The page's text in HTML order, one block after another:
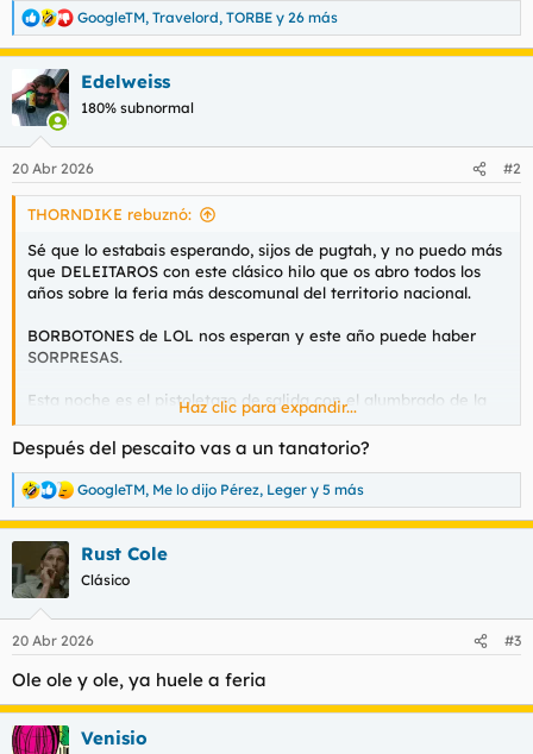
R
e
a
c
c
i
e
s
GoogleTM, Travelord, TORBE y 26 más
Edelweiss
180% subnormal
20 Abr 2026 #2
THORNDIKE rebuznó:
Sé que lo estabais esperando, sijos de pugtah, y no puedo más
que DELEITAROS con este clásico hilo que os abro todos los
años sobre la feria más descomunal del territorio nacional.
BORBOTONES de LOL nos esperan y este año puede haber
SORPRESAS.
Esta noche es el pistoletazo de salida con el alumbrado de la
portada y la cena del pescaíto.
Mientras voy de camino al feria para el "previo' voy abriendo
el hilo, jejeVer el archivos adjunto 217555
Ahí está la portada, vaaaamosss.
Ver el archivos adjunto 217556
Todavía está vacía.
ELEGANTE, como siempre, con mi outfit RESERVOIR DOWN
Haz clic para expandir...
Después del pescaito vas a un tanatorio?
R
e
a
c
i
e
:
GoogleTM, Me lo dijo Pérez, Leger y 5 más
Rust Cole
Clásico
20 Abr 2026 #3
Ole ole y ole, ya huele a feria
Venisio